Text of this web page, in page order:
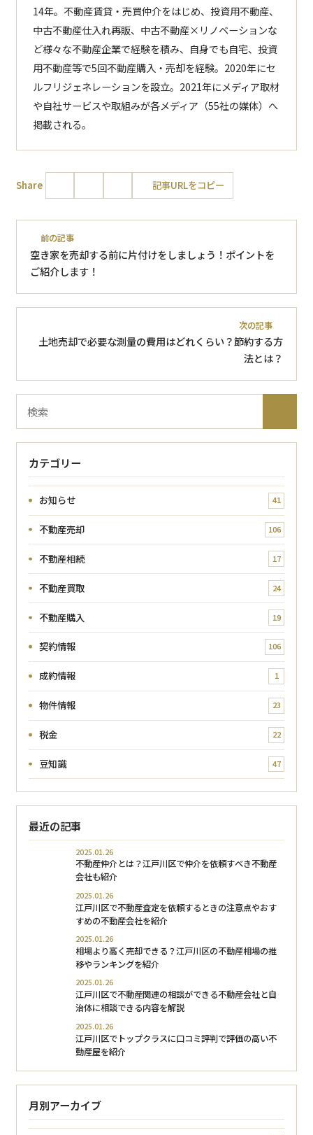
14年。不動産賃貸・売買仲介をはじめ、投資用不動産、
中古不動産仕入れ再販、中古不動産×リノベーションな
ど様々な不動産企業で経験を積み、自身でも自宅、投資
用不動産等で5回不動産購入・売却を経験。2020年にセ
ルフリジェネレーションを設立。2021年にメディア取材
や自社サービスや取組みが各メディア（55社の媒体）へ
掲載される。
Share 記事URLをコピー
前の記事
空き家を売却する前に片付けをしましょう！ポイントを
ご紹介します！
次の記事
土地売却で必要な測量の費用はどれくらい？節約する方
法とは？
索
カテゴリー
お知らせ 41
不動産売却 106
不動産相続 17
不動産買取 24
不動産購入 19
契約情報 106
成約情報 1
物件情報 23
税金 22
豆知識 47
最近の記事
2025.01.26
不動産仲介とは？江戸川区で仲介を依頼すべき不動産
会社も紹介
2025.01.26
江戸川区で不動産査定を依頼するときの注意点やおす
すめの不動産会社を紹介
2025.01.26
相場より高く売却できる？江戸川区の不動産相場の推
移やランキングを紹介
2025.01.26
江戸川区で不動産関連の相談ができる不動産会社と自
治体に相談できる内容を解説
2025.01.26
江戸川区でトップクラスに口コミ評判で評価の高い不
動産屋を紹介
月別アーカイブ